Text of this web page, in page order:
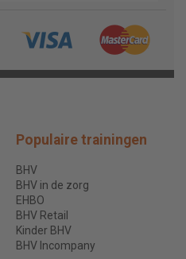
Populaire trainingen
BHV
BHV in de zorg
EHBO
BHV Retail
Kinder BHV
BHV Incompany